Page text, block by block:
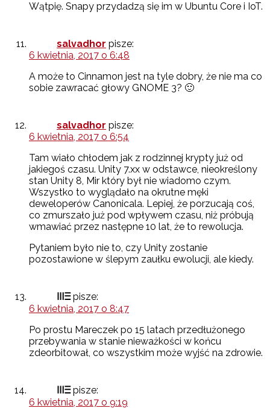
Wątpię. Snapy przydadzą się im w Ubuntu Core i IoT.
salvadhor pisze:
6 kwietnia, 2017 o 6:48
A może to Cinnamon jest na tyle dobry, że nie ma co
sobie zawracać głowy GNOME 3? 🙂
salvadhor pisze:
6 kwietnia, 2017 o 6:54
Tam wiało chłodem jak z rodzinnej krypty już od
jakiegoś czasu. Unity 7.xx w odstawce, nieokreślony
stan Unity 8, Mir który był nie wiadomo czym.
Wszystko to wyglądało na okrutne męki
deweloperów Canonicala. Lepiej, że porzucają coś,
co zmurszało już pod wpływem czasu, niż próbują
wmawiać przez następne 10 lat, że to rewolucja.
Pytaniem było nie to, czy Unity zostanie
pozostawione w ślepym zaułku ewolucji, ale kiedy.
ⲼⲶ pisze:
6 kwietnia, 2017 o 8:47
Po prostu Mareczek po 15 latach przedłużonego
przebywania w stanie nieważkości w końcu
zdeorbitował, co wszystkim może wyjść na zdrowie.
ⲼⲶ pisze:
6 kwietnia, 2017 o 9:19